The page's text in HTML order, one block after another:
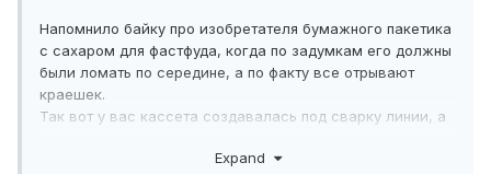
Напомнило байку про изобретателя бумажного пакетика
с сахаром для фастфуда, когда по задумкам его должны
были ломать по середине, а по факту все отрывают
краешек.
Так вот у вас кассета создавалась под сварку линии, а
вы стали "отрывать пакетик с боку" :)
Expand